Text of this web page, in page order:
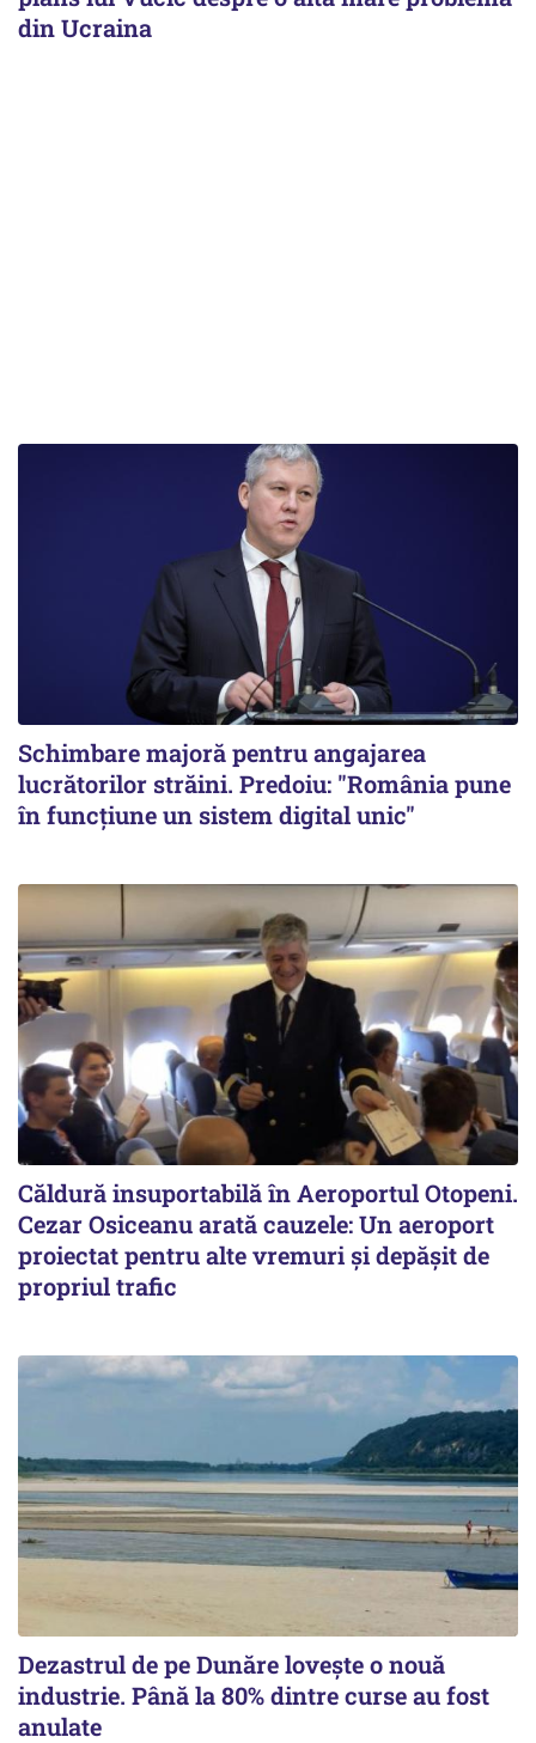
din Ucraina
Schimbare majoră pentru angajarea
lucrătorilor străini. Predoiu: "România pune
în funcțiune un sistem digital unic"
Căldură insuportabilă în Aeroportul Otopeni.
Cezar Osiceanu arată cauzele: Un aeroport
proiectat pentru alte vremuri și depășit de
propriul trafic
Dezastrul de pe Dunăre lovește o nouă
industrie. Până la 80% dintre curse au fost
anulate